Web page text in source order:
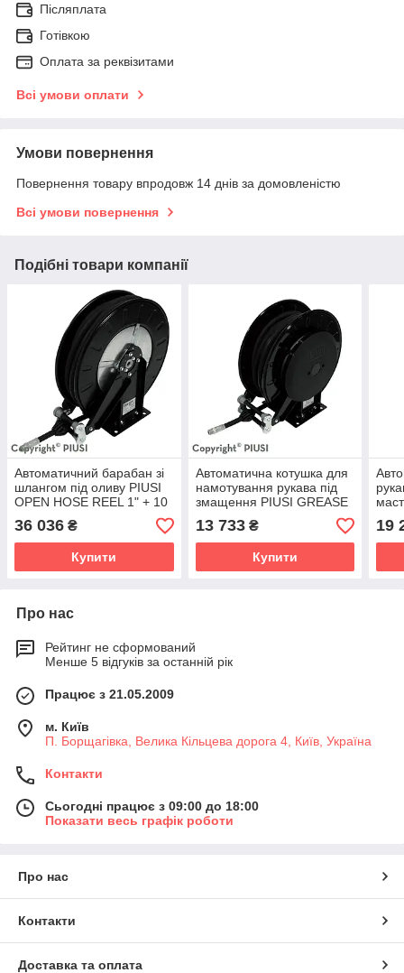
Післяплата
Готівкою
Оплата за реквізитами
Всі умови оплати
Умови повернення
Повернення товару впродовж 14 днів за домовленістю
Всі умови повернення
Подібні товари компанії
Автоматичний барабан зі
шлангом під оливу PIUSI
OPEN HOSE REEL 1" + 10
MT HOSE SMALL
36 036 ₴
Купити
Автоматична котушка для
намотування рукава під
змащення PIUSI GREASE
HOSE REEL 1/4" 15
SMALL
13 733₴
Купити
19
Про нас
Рейтинг не сформований
Менше 5 відгуків за останній рік
Працює з 21.05.2009
м. Київ
П. Борщагівка, Велика Кільцева дорога 4, Київ, Україна
Контакти
Сьогодні працює з 09:00 до 18:00
Показати весь графік роботи
Про нас
Контакти
Доставка та оплата